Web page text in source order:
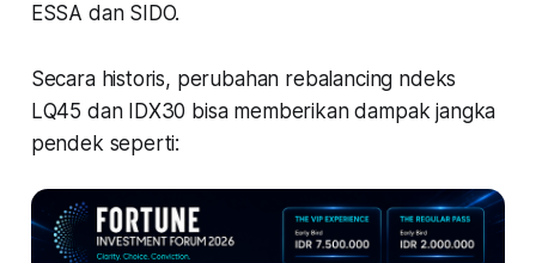
ESSA dan SIDO.
Secara historis, perubahan rebalancing ndeks
LQ45 dan IDX30 bisa memberikan dampak jangka
pendek seperti: